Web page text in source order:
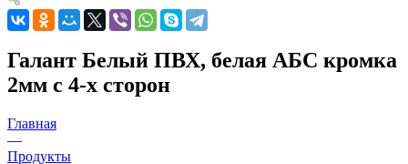
Галант Белый ПВХ, белая АБС кромка
2мм с 4-х сторон
Главная
—
Продукты